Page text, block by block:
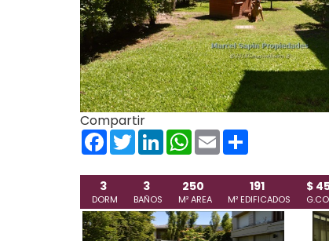
Compartir
Facebook
TwitterLinkedInWhatsApp
Email
3
DORM
3
BAÑOS
250
M² AREA
191
M² EDIFICADOS
$